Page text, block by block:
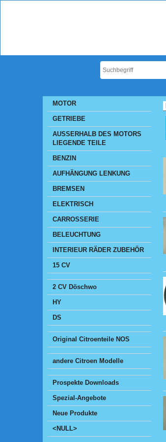
MOTOR
GETRIEBE
AUSSERHALB DES MOTORS
LIEGENDE TEILE
BENZIN
AUFHÄNGUNG LENKUNG
BREMSEN
ELEKTRISCH
CARROSSERIE
BELEUCHTUNG
INTERIEUR RÄDER ZUBEHÖR
15 CV
2 CV Döschwo
HY
DS
Original Citroenteile NOS
andere Citroen Modelle
Prospekte Downloads
Spezial-Angebote
Neue Produkte
<NULL>